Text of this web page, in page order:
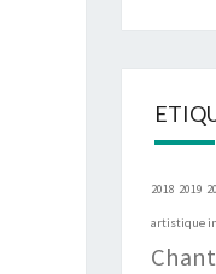
2018 2019
artistique
Chant